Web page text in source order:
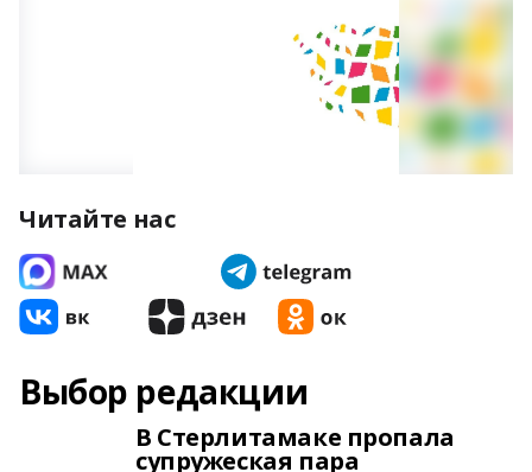
Читайте нас
Выбор редакции
В Стерлитамаке пропала
супружеская пара